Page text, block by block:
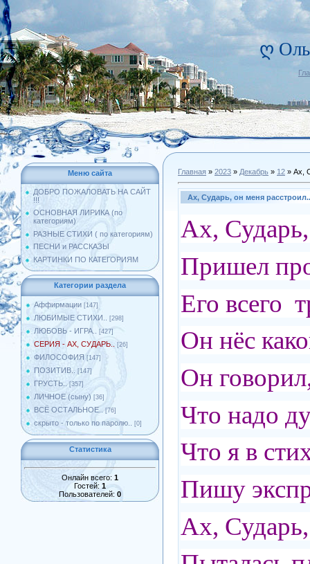
ღ
Меню сайта
ДОБРО ПОЖАЛОВАТЬ НА САЙТ
!!!
ОСНОВНАЯ ЛИРИКА (по
категориям)
РАЗНЫЕ СТИХИ ( по категориям)
ПЕСНИ и РАССКАЗЫ
КАРТИНКИ ПО КАТЕГОРИЯМ
Категории раздела
Аффирмации [147]
ЛЮБИМЫЕ СТИХИ.. [298]
ЛЮБОВЬ - ИГРА.. [427]
СЕРИЯ - АХ, СУДАРЬ.. [26]
ФИЛОСОФИЯ [147]
ПОЗИТИВ.. [147]
ГРУСТЬ.. [357]
ЛИЧНОЕ (сыну) [36]
ВСЁ ОСТАЛЬНОЕ.. [76]
скрыто - только по паролю.. [0]
Статистика
Онлайн всего: 1
Гостей: 1
Пользователей: 0
Главная » 2023 » Декабрь » 12 » Ах,
Ах, Сударь, он меня расстроил..
Ах, Сударь,
Пришел
Его всего
Он нёс
Он
Что надо
Что я в
Пишу
Ах,